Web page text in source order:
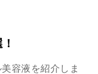
容液を紹介しま